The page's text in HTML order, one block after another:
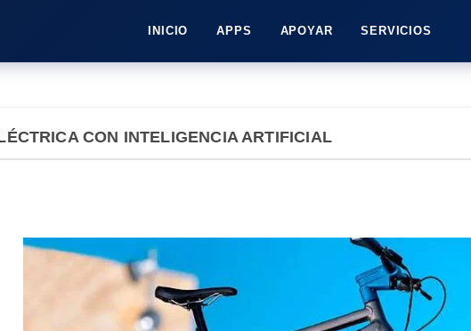
INICIO APPS APOYAR SERVICIOS
CON INTELIGENCIA ARTIFICIAL